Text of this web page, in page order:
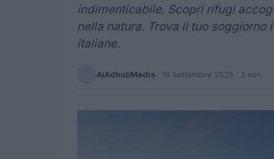
indimenticabile. Scopri rifugi
nella natura. Trova il tuo
italiane.
AiAdhubMedia · 18 Settembre 2025 · 3 min